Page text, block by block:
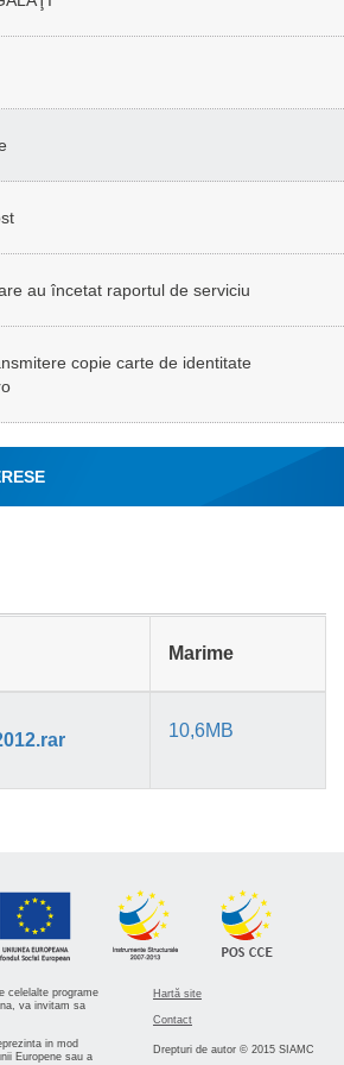
au încetat raportul de serviciu
copie carte de identitate
Marime
10,6MB
celelalte programe
va invitam sa
in mod
Europene sau a
Hartă site
Contact
Drepturi de autor © 2015 SIAMC